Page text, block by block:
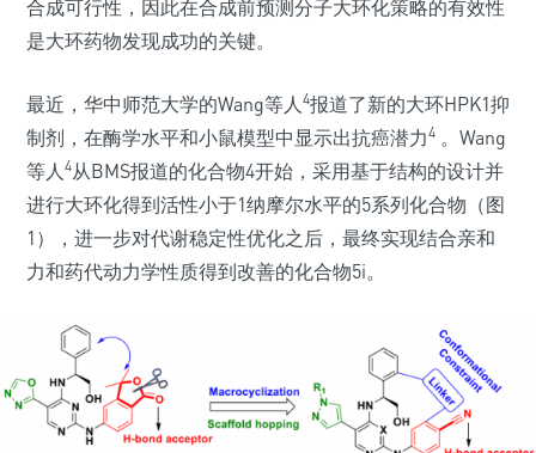
合成可行性，因此在合成前预测分子大环化策略的有效性
是大环药物发现成功的关键。
最近，华中师范大学的Wang等人4报道了新的大环HPK1抑
制剂，在酶学水平和小鼠模型中显示出抗癌潜力4 。Wang
等人4从BMS报道的化合物4开始，采用基于结构的设计并
进行大环化得到活性小于1纳摩尔水平的5系列化合物（图
1），进一步对代谢稳定性优化之后，最终实现结合亲和
力和药代动力学性质得到改善的化合物5i。